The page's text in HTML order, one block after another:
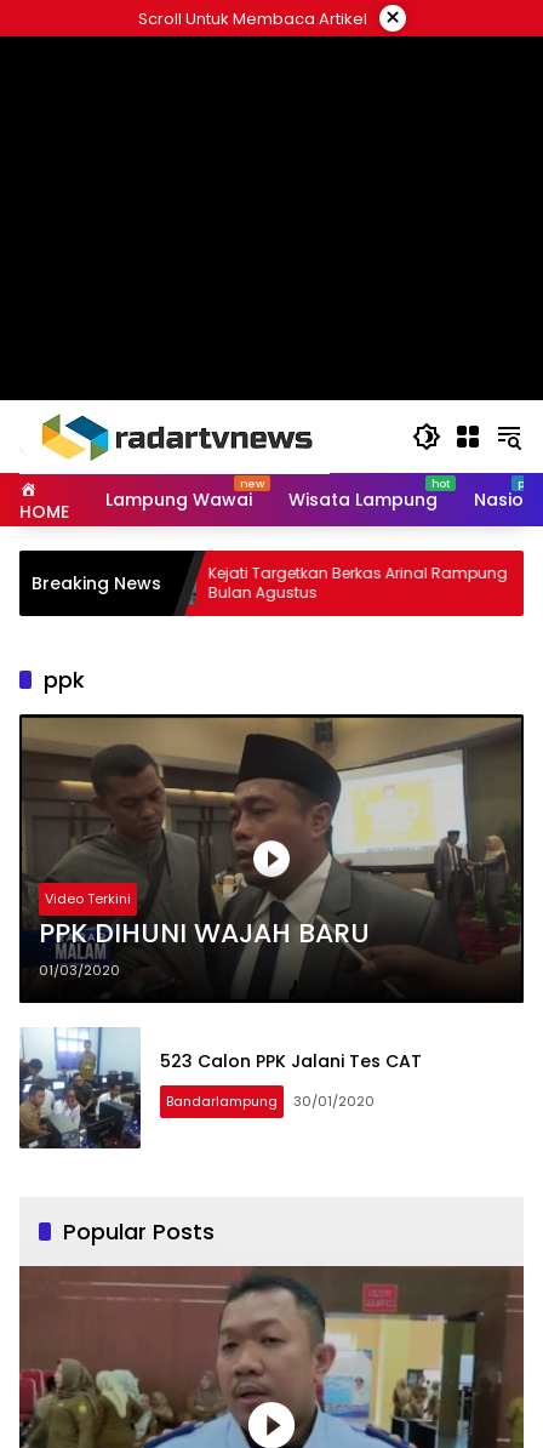
to
Scroll Untuk Membaca Artikel ×
HOME Lampung Wawai Wisata Lampung
Breaking NewsKejati Targetkan Berkas Arinal Rampung
Bulan Agustus
ppk
Video Terkini
PPK DIHUNI WAJAH BARU
01/03/2020
523 Calon PPK Jalani Tes CAT
Bandarlampung 30/01/2020
Popular Posts